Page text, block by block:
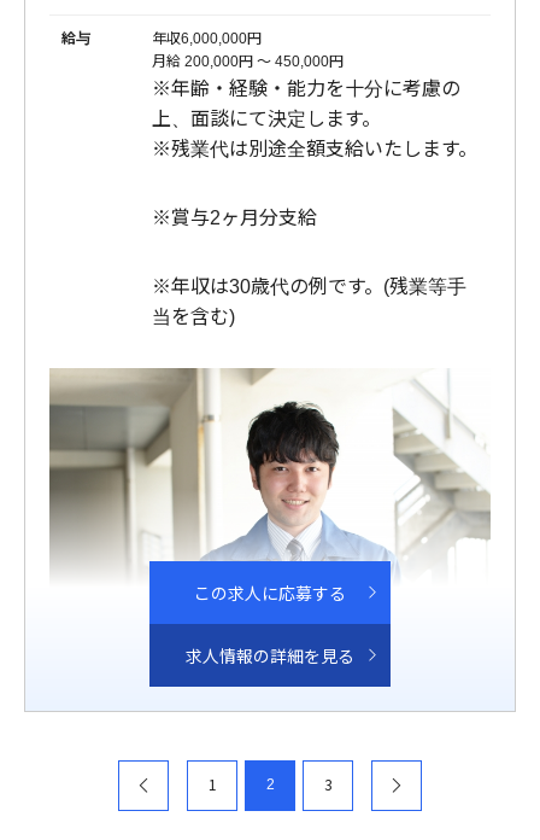
給与
年収6,000,000円
月給 200,000円 〜 450,000円
※年齢・経験・能力を十分に考慮の
上、面談にて決定します。
※残業代は別途全額支給いたします。
※賞与2ヶ月分支給
※年収は30歳代の例です。(残業等手
当を含む)
この求人に応募する
求人情報の詳細を見る
1 2 3